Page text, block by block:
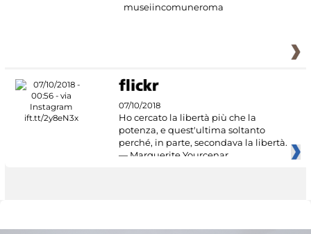
museiincomuneroma
07/10/2018
Ho cercato la libertà più che la
potenza, e quest'ultima soltanto
perché, in parte, secondava la libertà.
— Marguerite Yourcenar